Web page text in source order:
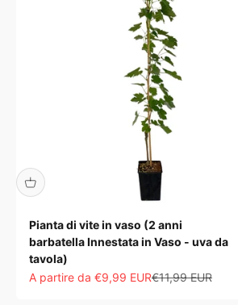
Pianta di vite in vaso (2 anni
barbatella Innestata in Vaso - uva da
tavola)
Prezzo scontato
A partire da €9,99 EURPrezzo
€11,99 EUR